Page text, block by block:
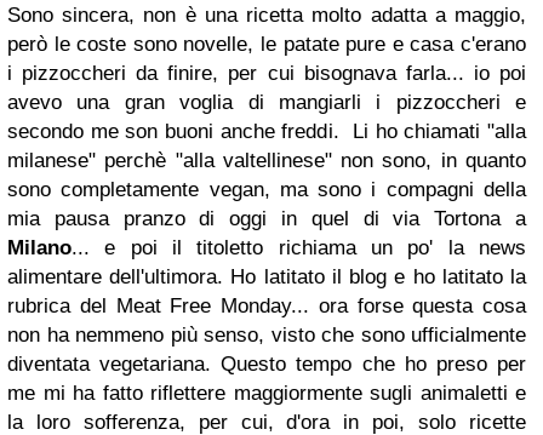
Sono sincera, non è una ricetta molto adatta a maggio,
però le coste sono novelle, le patate pure e casa c'erano
i pizzoccheri da finire, per cui bisognava farla... io poi
avevo una gran voglia di mangiarli i pizzoccheri e
secondo me son buoni anche freddi. Li ho chiamati "alla
milanese" perchè "alla valtellinese" non sono, in quanto
sono completamente vegan, ma sono i compagni della
mia pausa pranzo di oggi in quel di via Tortona a
Milano... e poi il titoletto richiama un po' la news
alimentare dell'ultimora. Ho latitato il blog e ho latitato la
rubrica del Meat Free Monday... ora forse questa cosa
non ha nemmeno più senso, visto che sono ufficialmente
diventata vegetariana. Questo tempo che ho preso per
me mi ha fatto riflettere maggiormente sugli animaletti e
la loro sofferenza, per cui, d'ora in poi, solo ricette